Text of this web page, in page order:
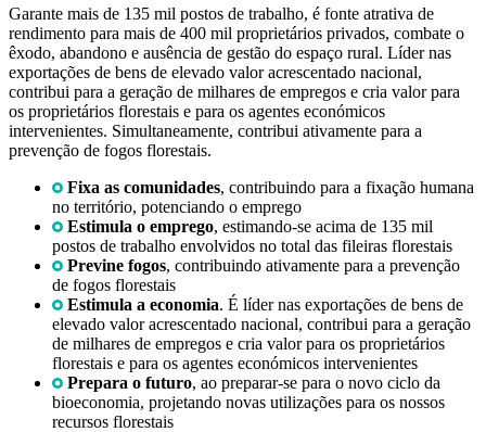
Garante mais de 135 mil postos de trabalho, é fonte atrativa de
rendimento para mais de 400 mil proprietários privados, combate o
êxodo, abandono e ausência de gestão do espaço rural. Líder nas
exportações de bens de elevado valor acrescentado nacional,
contribui para a geração de milhares de empregos e cria valor para
os proprietários florestais e para os agentes económicos
intervenientes. Simultaneamente, contribui ativamente para a
prevenção de fogos florestais.
Fixa as comunidades, contribuindo para a fixação humana
no território, potenciando o emprego
Estimula o emprego, estimando-se acima de 135 mil
postos de trabalho envolvidos no total das fileiras florestais
Previne fogos, contribuindo ativamente para a prevenção
de fogos florestais
Estimula a economia. É líder nas exportações de bens de
elevado valor acrescentado nacional, contribui para a geração
de milhares de empregos e cria valor para os proprietários
florestais e para os agentes económicos intervenientes
Prepara o futuro, ao preparar-se para o novo ciclo da
bioeconomia, projetando novas utilizações para os nossos
recursos florestais